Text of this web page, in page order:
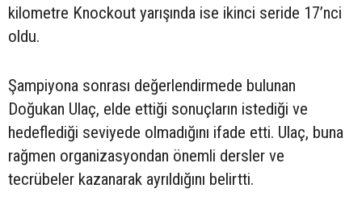
kilometre Knockout yarışında ise ikinci seride 17’nci
oldu.
Şampiyona sonrası değerlendirmede bulunan
Doğukan Ulaç, elde ettiği sonuçların istediği ve
hedeflediği seviyede olmadığını ifade etti. Ulaç, buna
rağmen organizasyondan önemli dersler ve
tecrübeler kazanarak ayrıldığını belirtti.